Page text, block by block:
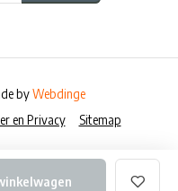
en Privacy Sitemap
byWebdinge